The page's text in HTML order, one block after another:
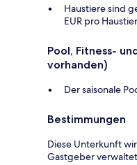
Haustiere sind
EUR pro
Pool, Fitness-
vorhanden)
Der saisonale
Bestimmungen
Diese Unterkunft
Gastgeber